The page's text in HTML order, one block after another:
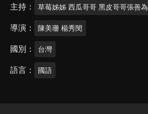
主持 草莓姊姊 西瓜哥哥 黑皮哥哥張善為
導演 陳美珊 楊秀閔
國別 台灣
語言 國語